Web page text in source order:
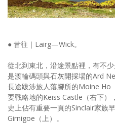
● 昔往｜Lairg—Wick。
從北到東北，沿途景點裡，有不
是渡輪碼頭與石灰開採場的Ard
長途跋涉旅人落腳所的Moine Ho
要戰略地的Keiss Castle（右下）
史上佔有重要一頁的Sinclair家族
Girnigoe（上）。